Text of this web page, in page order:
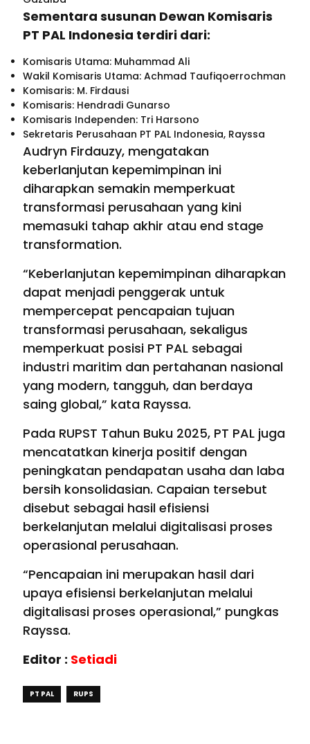
Sementara susunan Dewan Komisaris
PT PAL Indonesia terdiri dari:
Komisaris Utama: Muhammad Ali
Wakil Komisaris Utama: Achmad Taufiqoerrochman
Komisaris: M. Firdausi
Komisaris: Hendradi Gunarso
Komisaris Independen: Tri Harsono
Sekretaris Perusahaan PT PAL Indonesia, Rayssa
Audryn Firdauzy, mengatakan
keberlanjutan kepemimpinan ini
diharapkan semakin memperkuat
transformasi perusahaan yang kini
memasuki tahap akhir atau end stage
transformation.
“Keberlanjutan kepemimpinan diharapkan
dapat menjadi penggerak untuk
mempercepat pencapaian tujuan
transformasi perusahaan, sekaligus
memperkuat posisi PT PAL sebagai
industri maritim dan pertahanan nasional
yang modern, tangguh, dan berdaya
saing global,” kata Rayssa.
Pada RUPST Tahun Buku 2025, PT PAL juga
mencatatkan kinerja positif dengan
peningkatan pendapatan usaha dan laba
bersih konsolidasian. Capaian tersebut
disebut sebagai hasil efisiensi
berkelanjutan melalui digitalisasi proses
operasional perusahaan.
“Pencapaian ini merupakan hasil dari
upaya efisiensi berkelanjutan melalui
digitalisasi proses operasional,” pungkas
Rayssa.
Editor : Setiadi
PT PAL RUPS